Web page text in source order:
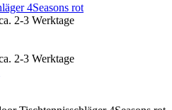
4Seasons rot
2-3 Werktage
2-3 Werktage